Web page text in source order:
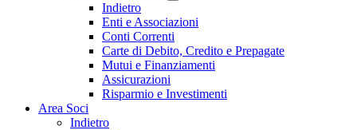
Indietro
Enti e Associazioni
Conti Correnti
Carte di Debito, Credito e Prepagate
Mutui e Finanziamenti
Assicurazioni
Risparmio e Investimenti
Area Soci
Indietro